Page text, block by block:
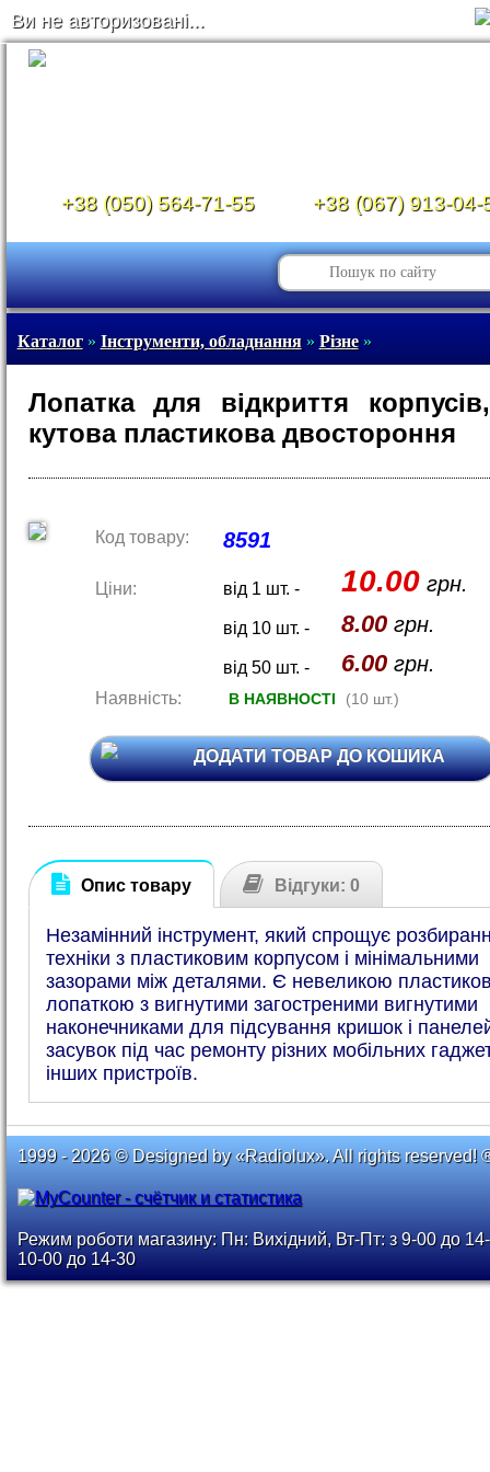
Ви не авторизовані...
+38 (050) 564-71-55 +38 (067) 913-04-
Каталог» Інструменти, обладнання» Різне»
Лопатка для відкриття
кутова пластикова двостороння
Код товару: 8591
Ціни: від 1 шт. - 10.00грн.
від 10 шт. - 8.00грн.
від 50 шт. - 6.00грн.
Наявність: В НАЯВНОСТІ (10 шт.)
ДОДАТИ ТОВАР ДО КОШИКА
Опис товару Відгуки: 0
Незамінний інструмент, який спрощує
техніки з пластиковим корпусом і мінімальними
зазорами між деталями. Є невеликою
лопаткою з вигнутими загостреними вигнутими
наконечниками для підсування кришок і
засувок під час ремонту різних мобільних
інших пристроїв.
1999 - 2026 © Designed by «Radiolux». All rights reserved!
Режим роботи магазину: Пн: Вихідний, Вт-Пт: з 9-00 до
10-00 до 14-30